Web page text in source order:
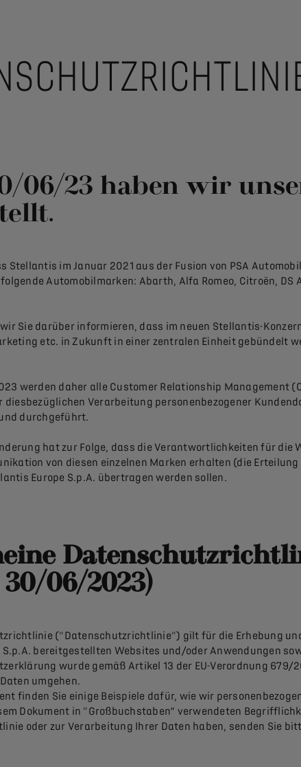
06/23 haben wir
Stellantis im Januar 2021 aus der Fusion von PSA
Automobilmarken: Abarth, Alfa Romeo, Citroën,
Sie darüber informieren, dass im neuen Stellantis-
etc. in Zukunft in einer zentralen Einheit gebündelt
werden daher alle Customer Relationship Management
diesbezüglichen Verarbeitung personenbezogener
durchgeführt.
hat zur Folge, dass die Verantwortlichkeiten für die
von diesen einzelnen Marken erhalten (die
Europe S.p.A. übertragen werden sollen.
06/2023)
("Datenschutzrichtlinie") gilt für die Erhebung
bereitgestellten Websites und/oder Anwendungen
wurde gemäß Artikel 13 der EU-Verordnung
umgehen.
finden Sie einige Beispiele dafür, wie wir
Dokument in "Großbuchstaben“ verwendeten
oder zur Verarbeitung Ihrer Daten haben, senden Sie